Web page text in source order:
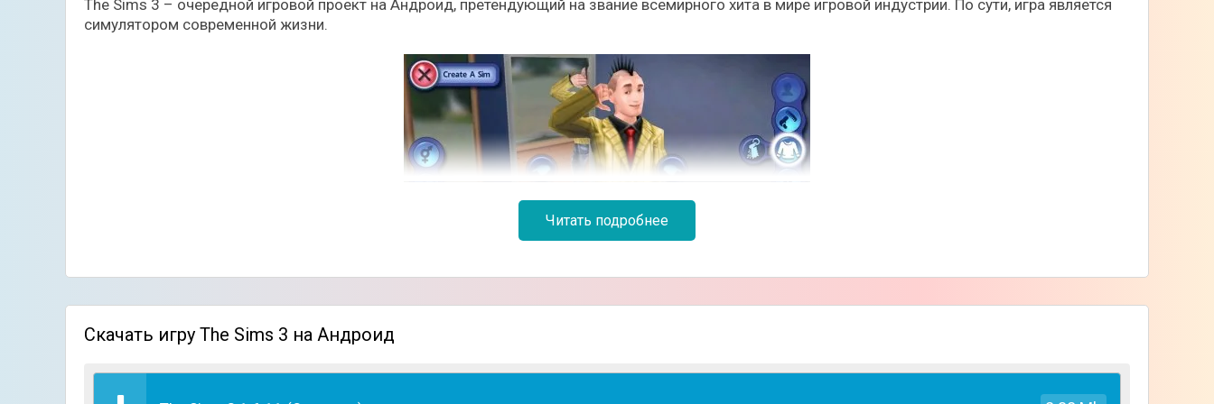
The Sims 3 – очередной игровой проект на Андроид, претендующий на звание всемирного хита в мире игровой индустрии. По сути, игра является
симулятором современной жизни.
Основной отличительной особенностью игрового проекта является то, что каждый игрок имеет возможность создать свой собственный игровой
сюжет. Играя за своего персонажа, можно не только выбирать внешность, увлечения, хобби, но и координировать действия, влияя на исход
Читать подробнее
Скачать игру The Sims 3 на Андроид